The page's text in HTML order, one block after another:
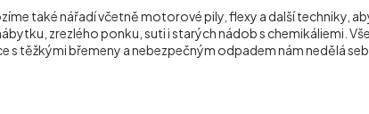
také nářadí včetně motorové pily, flexy a další techniky,
zrezlého ponku, suti i starých nádob s chemikáliemi.
s těžkými břemeny a nebezpečným odpadem nám nedělá